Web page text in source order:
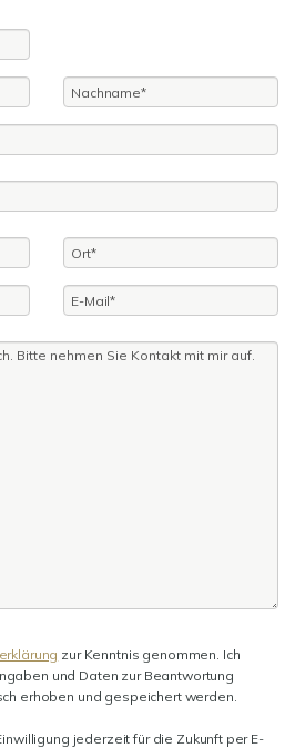
zur Kenntnis genommen. Ich
und Daten zur Beantwortung
erhoben und gespeichert werden.
jederzeit für die Zukunft per E-